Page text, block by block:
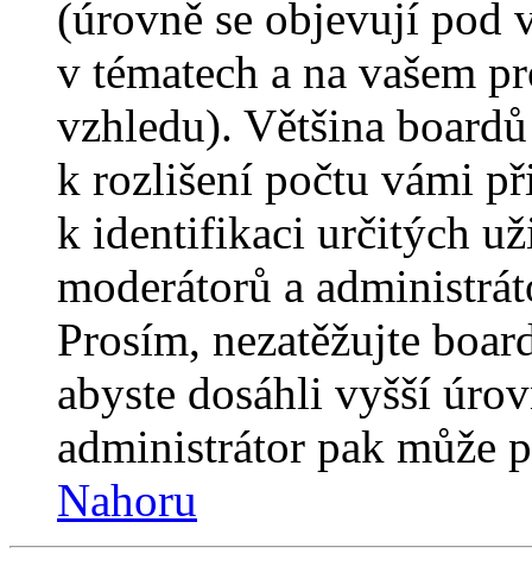
(úrovně se objevují pod
v tématech a na vašem
vzhledu). Většina
k rozlišení počtu vámi
k identifikaci určitých
moderátorů a
Prosím, nezatěžujte
abyste dosáhli vyšší
administrátor pak může
Nahoru